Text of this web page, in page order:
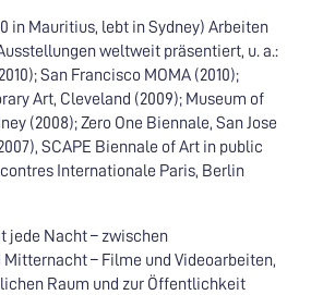
in Mauritius, lebt in Sydney) Arbeiten
weltweit präsentiert, u. a.:
San Francisco MOMA (2010);
Art, Cleveland (2009); Museum of
(2008); Zero One Biennale, San Jose
SCAPE Biennale of Art in public
Internationale Paris, Berlin
jede Nacht – zwischen
– Filme und Videoarbeiten,
Raum und zur Öffentlichkeit